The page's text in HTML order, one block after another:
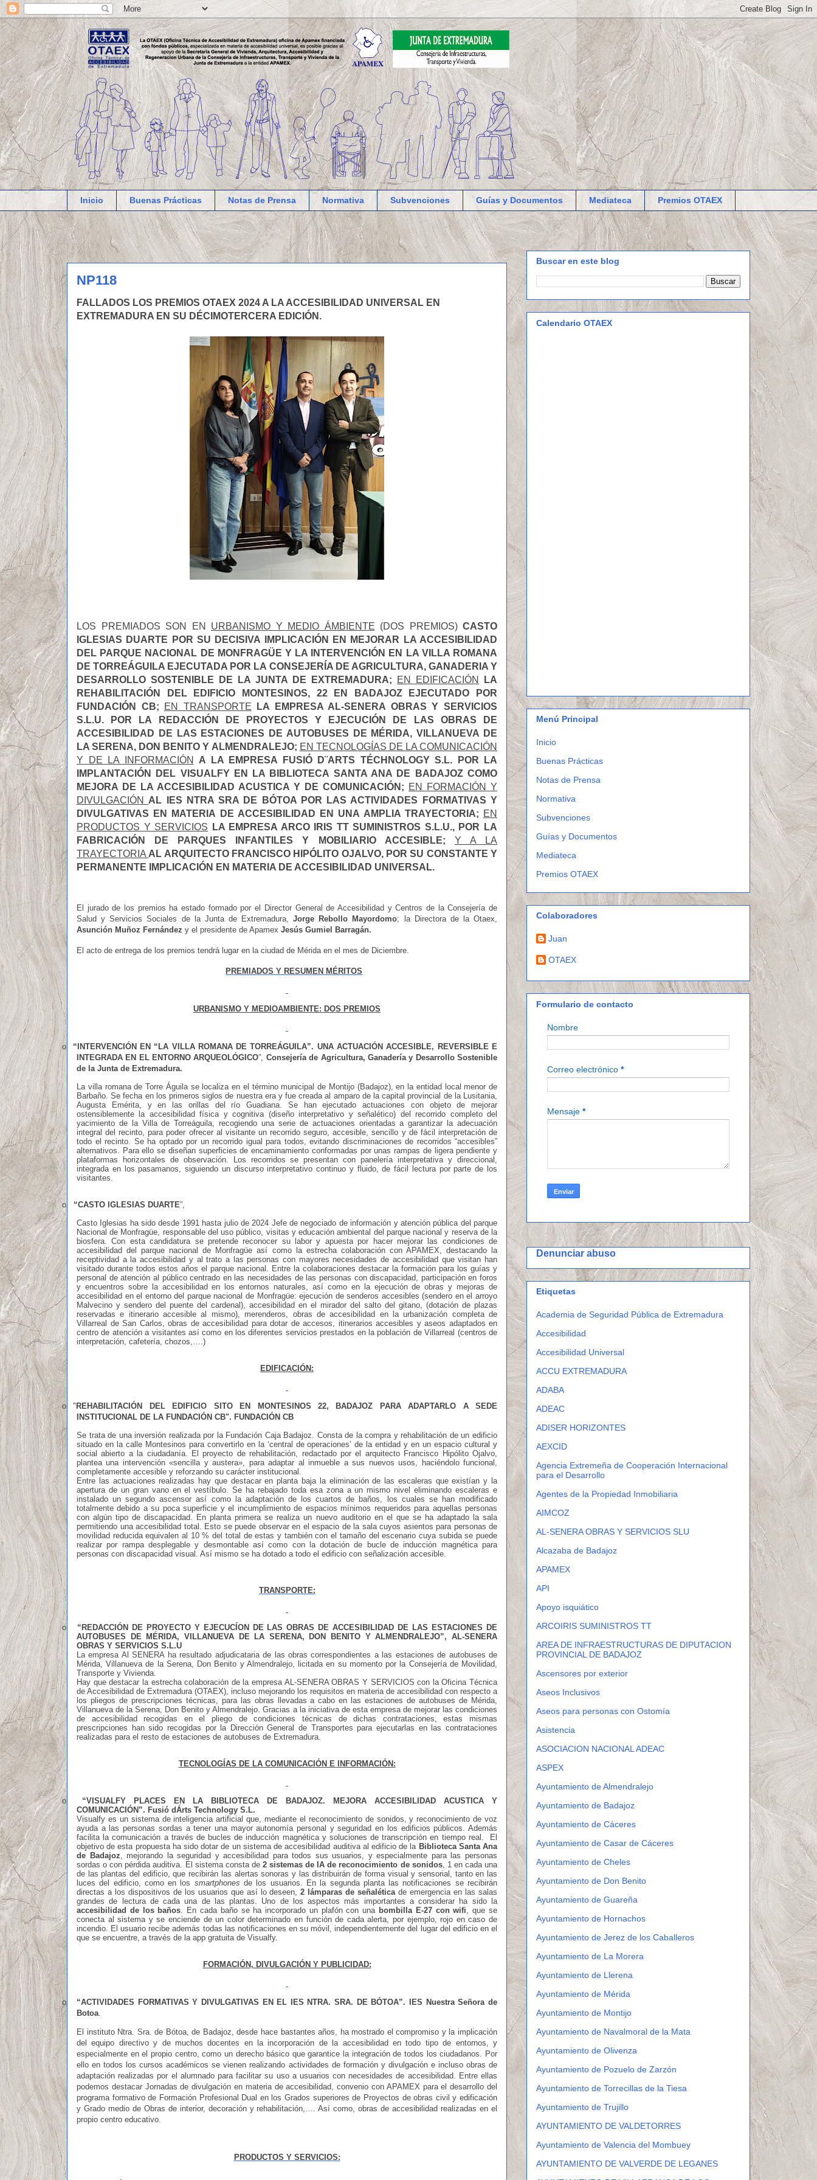
Inicio Buenas Prácticas Notas de Prensa Normativa Subvenciones Guías y Documentos Mediateca Premios OTAEX
NP118
FALLADOS LOS PREMIOS OTAEX 2024 A LA ACCESIBILIDAD UNIVERSAL EN
EXTREMADURA EN SU DÉCIMOTERCERA EDICIÓN.
LOS PREMIADOS SON EN URBANISMO Y MEDIO ÁMBIENTE (DOS PREMIOS) CASTO
IGLESIAS DUARTE POR SU DECISIVA IMPLICACIÓN EN MEJORAR LA ACCESIBILIDAD
DEL PARQUE NACIONAL DE MONFRAGÜE Y LA INTERVENCIÓN EN LA VILLA ROMANA
DE TORREÁGUILA EJECUTADA POR LA CONSEJERÍA DE AGRICULTURA, GANADERIA Y
DESARROLLO SOSTENIBLE DE LA JUNTA DE EXTREMADURA; EN EDIFICACIÓN
LA
REHABILITACIÓN DEL EDIFICIO MONTESINOS, 22 EN BADAJOZ EJECUTADO POR
FUNDACIÓN CB; EN TRANSPORTE
LA EMPRESA AL-SENERA OBRAS Y SERVICIOS
S.L.U. POR LA REDACCIÓN DE PROYECTOS Y EJECUCIÓN DE LAS OBRAS DE
ACCESIBILIDAD DE LAS ESTACIONES DE AUTOBUSES DE MÉRIDA, VILLANUEVA DE
LA SERENA, DON BENITO Y ALMENDRALEJO; EN TECNOLOGÍAS DE LA COMUNICACIÓN
Y DE LA INFORMACIÓN
A LA EMPRESA FUSIÓ D¨ARTS TÉCHNOLOGY S.L. POR LA
IMPLANTACIÓN DEL VISUALFY EN LA BIBLIOTECA SANTA ANA DE BADAJOZ COMO
MEJORA DE LA ACCESIBILIDAD ACUSTICA Y DE COMUNICACIÓN ; EN FORMACIÓN Y
DIVULGACIÓN AL IES NTRA SRA DE BÓTOA POR LAS ACTIVIDADES FORMATIVAS Y
DIVULGATIVAS EN MATERIA DE ACCESIBILIDAD EN UNA AMPLIA TRAYECTORIA; EN
PRODUCTOS Y SERVICIOS
LA EMPRESA ARCO IRIS TT SUMINISTROS S.L.U., POR LA
FABRICACIÓN DE PARQUES INFANTILES Y MOBILIARIO ACCESIBLE; Y A LA
TRAYECTORIA AL ARQUITECTO FRANCISCO HIPÓLITO OJALVO, POR SU CONSTANTE Y
PERMANENTE IMPLICACIÓN EN MATERIA DE ACCESIBILIDAD UNIVERSAL.
El jurado de los premios ha estado formado por el Director General de Accesibilidad y Centros de la Consejería de
Salud y Servicios Sociales de la Junta de Extremadura,Jorge Rebollo Mayordomo; la Directora de la Otaex,
Asunción Muñoz Fernández y el presidente de Apamex Jesús Gumiel Barragán.
El acto de entrega de los premios tendrá lugar en la ciudad de Mérida en el mes de Diciembre.
PREMIADOS Y RESUMEN MÉRITOS
URBANISMO Y MEDIOAMBIENTE: DOS PREMIOS
o
“INTERVENCIÓN EN “LA VILLA ROMANA DE TORREÁGUILA”. UNA ACTUACIÓN ACCESIBLE, REVERSIBLE E
INTEGRADA EN EL ENTORNO ARQUEOLÓGICO”, Consejería de Agricultura, Ganadería y Desarrollo Sostenible
de la Junta de Extremadura.
La villa romana de Torre Águila se localiza en el término municipal de Montijo (Badajoz), en la entidad local menor de
Barbaño. Se fecha en los primeros siglos de nuestra era y fue creada al amparo de la capital provincial de la Lusitania,
Augusta Emérita, y en las orillas del río Guadiana. Se han ejecutado actuaciones con objeto de mejorar
ostensiblemente la accesibilidad física y cognitiva (diseño interpretativo y señalético) del recorrido completo del
yacimiento de la Villa de Torreáguila, recogiendo una serie de actuaciones orientadas a garantizar la adecuación
integral del recinto, para poder ofrecer al visitante un recorrido seguro, accesible, sencillo y de fácil interpretación de
todo el recinto. Se ha optado por un recorrido igual para todos, evitando discriminaciones de recorridos “accesibles”
alternativos. Para ello se diseñan superficies de encaminamiento conformadas por unas rampas de ligera pendiente y
plataformas horizontales de observación. Los recorridos se presentan con panelería interpretativa y direccional,
integrada en los pasamanos, siguiendo un discurso interpretativo continuo y fluido, de fácil lectura por parte de los
visitantes.
o “CASTO IGLESIAS DUARTE”,
Casto Iglesias ha sido desde 1991 hasta julio de 2024 Jefe de negociado de información y atención pública del parque
Nacional de Monfragüe, responsable del uso público, visitas y educación ambiental del parque nacional y reserva de la
biosfera. Con esta candidatura se pretende reconocer su labor y apuesta por hacer mejorar las condiciones de
accesibilidad del parque nacional de Monfragüe así como la estrecha colaboración con APAMEX, destacando la
receptividad a la accesibilidad y al trato a las personas con mayores necesidades de accesibilidad que visitan han
visitado durante todos estos años el parque nacional. Entre la colaboraciones destacar la formación para los guías y
personal de atención al público centrado en las necesidades de las personas con discapacidad, participación en foros
y encuentros sobre la accesibilidad en los entornos naturales, así como en la ejecución de obras y mejoras de
accesibilidad en el entorno del parque nacional de Monfragüe: ejecución de senderos accesibles (sendero en el arroyo
Malvecino y sendero del puente del cardenal), accesibilidad en el mirador del salto del gitano, (dotación de plazas
reservadas e itinerario accesible al mismo), merenderos, obras de accesibilidad en la urbanización completa de
Villarreal de San Carlos, obras de accesibilidad para dotar de accesos, itinerarios accesibles y aseos adaptados en
centro de atención a visitantes así como en los diferentes servicios prestados en la población de Villarreal (centros de
interpretación, cafetería, chozos,….)
EDIFICACIÓN:
o" REHABILITACIÓN DEL EDIFICIO SITO EN MONTESINOS 22, BADAJOZ PARA ADAPTARLO A SEDE
INSTITUCIONAL DE LA FUNDACIÓN CB". FUNDACIÓN CB
Se trata de una inversión realizada por la Fundación Caja Badajoz. Consta de la compra y rehabilitación de un edificio
situado en la calle Montesinos para convertirlo en la ‘central de operaciones’ de la entidad y en un espacio cultural y
social abierto a la ciudadanía. El proyecto de rehabilitación, redactado por el arquitecto Francisco Hipólito Ojalvo,
plantea una intervención «sencilla y austera», para adaptar al inmueble a sus nuevos usos, haciéndolo funcional,
completamente accesible y reforzando su carácter institucional.
Entre las actuaciones realizadas hay que destacar en planta baja la eliminación de las escaleras que existían y la
apertura de un gran vano en el vestíbulo. Se ha rebajado toda esa zona a un mismo nivel eliminando escaleras e
instalado un segundo ascensor así como la adaptación de los cuartos de baños, los cuales se han modificado
totalmente debido a su poca superficie y el incumplimiento de espacios mínimos requeridos para aquellas personas
con algún tipo de discapacidad. En planta primera se realiza un nuevo auditorio en el que se ha adaptado la sala
permitiendo una accesibilidad total. Esto se puede observar en el espacio de la sala cuyos asientos para personas de
movilidad reducida equivalen al 10 % del total de estas y también con el tamaño del escenario cuya subida se puede
realizar por rampa desplegable y desmontable así como con la dotación de bucle de inducción magnética para
personas con discapacidad visual. Así mismo se ha dotado a todo el edificio con señalización accesible.
TRANSPORTE:
o “ REDACCIÓN DE PROYECTO Y EJECUCÍON DE LAS OBRAS DE ACCESIBILIDAD DE LAS ESTACIONES DE
AUTOBUSES DE MÉRIDA, VILLANUEVA DE LA SERENA, DON BENITO Y ALMENDRALEJO”, AL-SENERA
OBRAS Y SERVICIOS S.L.U
La empresa Al SENERA ha resultado adjudicataria de las obras correspondientes a las estaciones de autobuses de
Mérida, Villanueva de la Serena, Don Benito y Almendralejo, licitada en su momento por la Consejería de Movilidad,
Transporte y Vivienda.
Hay que destacar la estrecha colaboración de la empresa AL-SENERA OBRAS Y SERVICIOS con la Oficina Técnica
de Accesibilidad de Extremadura (OTAEX), incluso mejorando los requisitos en materia de accesibilidad con respecto a
los pliegos de prescripciones técnicas, para las obras llevadas a cabo en las estaciones de autobuses de Mérida,
Villanueva de la Serena, Don Benito y Almendralejo. Gracias a la iniciativa de esta empresa de mejorar las condiciones
de accesibilidad recogidas en el pliego de condiciones técnicas de dichas contrataciones, estas mismas
prescripciones han sido recogidas por la Dirección General de Transportes para ejecutarlas en las contrataciones
realizadas para el resto de estaciones de autobuses de Extremadura.
TECNOLOGÍAS DE LA COMUNICACIÓN E INFORMACIÓN:
o “VISUALFY PLACES EN LA BIBLIOTECA DE BADAJOZ. MEJORA ACCESIBILIDAD ACUSTICA Y
COMUNICACIÓN ”. Fusió dÁrts Technology S.L.
Visualfy es un sistema de inteligencia artificial que, mediante el reconocimiento de sonidos, y reconocimiento de voz
ayuda a las personas sordas a tener una mayor autonomía personal y seguridad en los edificios públicos. Además
facilita la comunicación a través de bucles de inducción magnética y soluciones de transcripción en tiempo real. El
objetivo de esta propuesta ha sido dotar de un sistema de accesibilidad auditiva al edificio de la Biblioteca Santa Ana
de Badajoz , mejorando la seguridad y accesibilidad para todos sus usuarios, y especialmente para las personas
sordas o con pérdida auditiva. El sistema consta de 2 sistemas de IA de reconocimiento de sonidos, 1 en cada una
de las plantas del edificio, que recibirán las alertas sonoras y las distribuirán de forma visual y sensorial, tanto en las
luces del edificio, como en los smartphones de los usuarios. En la segunda planta las notificaciones se recibirán
directas a los dispositivos de los usuarios que así lo deseen,2 lámparas de señalética de emergencia en las salas
grandes de lectura de cada una de las plantas. Uno de los aspectos más importantes a considerar ha sido la
accesibilidad de los baños . En cada baño se ha incorporado un plafón con una bombilla E-27 con wifi , que se
conecta al sistema y se enciende de un color determinado en función de cada alerta, por ejemplo, rojo en caso de
incendio. El usuario recibe además todas las notificaciones en su móvil, independientemente del lugar del edificio en el
que se encuentre, a través de la app gratuita de Visualfy.
FORMACIÓN, DIVULGACIÓN Y PUBLICIDAD:
o “ACTIVIDADES FORMATIVAS Y DIVULGATIVAS EN EL IES NTRA. SRA. DE BÓTOA”. IES Nuestra Señora de
Botoa
El instituto Ntra. Sra. de Bótoa, de Badajoz, desde hace bastantes años, ha mostrado el compromiso y la implicación
del equipo directivo y de muchos docentes en la incorporación de la accesibilidad en todo tipo de entornos, y
especialmente en el propio centro, como un derecho básico que garantice la integración de todos los ciudadanos. Por
ello en todos los cursos académicos se vienen realizando actividades de formación y divulgación e incluso obras de
adaptación realizadas por el alumnado para facilitar su uso a usuarios con necesidades de accesibilidad. Entre ellas
podemos destacar Jornadas de divulgación en materia de accesibilidad, convenio con APAMEX para el desarrollo del
programa formativo de Formación Profesional Dual en los Grados superiores de Proyectos de obras civil y edificación
y Grado medio de Obras de interior, decoración y rehabilitación,…. Así como, obras de accesibilidad realizadas en el
propio centro educativo.
PRODUCTOS Y SERVICIOS:
Buscar en este blog
Calendario OTAEX
Menú Principal
Inicio
Buenas Prácticas
Notas de Prensa
Normativa
Subvenciones
Guías y Documentos
Mediateca
Premios OTAEX
Colaboradores
Juan
OTAEX
Formulario de contacto
Nombre
Correo electrónico *
Mensaje *
Denunciar abuso
Etiquetas
Academia de Seguridad Pública de Extremadura
Accesibilidad
Accesibilidad Universal
ACCU EXTREMADURA
ADABA
ADEAC
ADISER HORIZONTES
AEXCID
Agencia Extremeña de Cooperación Internacional
para el Desarrollo
Agentes de la Propiedad Inmobiliaria
AIMCOZ
AL-SENERA OBRAS Y SERVICIOS SLU
Alcazaba de Badajoz
APAMEX
API
Apoyo isquiático
ARCOIRIS SUMINISTROS TT
AREA DE INFRAESTRUCTURAS DE DIPUTACION
PROVINCIAL DE BADAJOZ
Ascensores por exterior
Aseos Inclusivos
Aseos para personas con Ostomía
Asistencia
ASOCIACION NACIONAL ADEAC
ASPEX
Ayuntamiento de Almendralejo
Ayuntamiento de Badajoz
Ayuntamiento de Cáceres
Ayuntamiento de Casar de Cáceres
Ayuntamiento de Cheles
Ayuntamiento de Don Benito
Ayuntamiento de Guareña
Ayuntamiento de Hornachos
Ayuntamiento de Jerez de los Caballeros
Ayuntamiento de La Morera
Ayuntamiento de Llerena
Ayuntamiento de Mérida
Ayuntamiento de Montijo
Ayuntamiento de Navalmoral de la Mata
Ayuntamiento de Olivenza
Ayuntamiento de Pozuelo de Zarzón
Ayuntamiento de Torrecillas de la Tiesa
Ayuntamiento de Trujillo
AYUNTAMIENTO DE VALDETORRES
Ayuntamiento de Valencia del Mombuey
AYUNTAMIENTO DE VALVERDE DE LEGANES